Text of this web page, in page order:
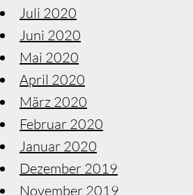
Juli 2020
Juni 2020
Mai 2020
April 2020
März 2020
Februar 2020
Januar 2020
Dezember 2019
November 2019